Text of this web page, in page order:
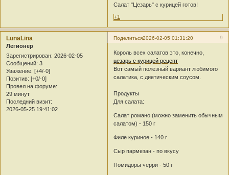
Салат "Цезарь" с курицей готов!
+1
Поделиться 9
2026-02-05 01:31:20
LunaLina
Легионер
Зарегистрирован: 2026-02-05
Сообщений: 3
Уважение: [+4/-0]
Позитив: [+0/-0]
Провел на форуме:
29 минут
Последний визит:
2026-05-25 19:41:02
Король всех салатов это, конечно,
цезарь с курицей рецепт
Вот самый полезный вариант любимого
салатика, с диетическим соусом.
Продукты
Для салата:
Салат романо (можно заменить обычным
салатом) - 150 г
Филе куриное - 140 г
Сыр пармезан - по вкусу
Помидоры черри - 50 г